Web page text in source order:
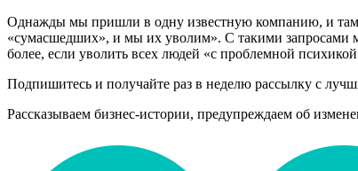
Однажды мы пришли в одну известную компанию, и там
«сумасшедших», и мы их уволим». С такими запросами
более, если уволить всех людей «с проблемной
Подпишитесь и получайте раз в неделю рассылку с
Рассказываем бизнес-истории, предупреждаем об